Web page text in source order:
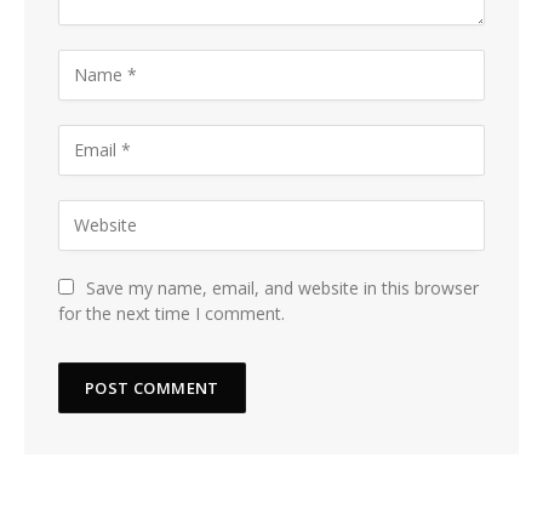
Save my name, email, and website in this browser
for the next time I comment.